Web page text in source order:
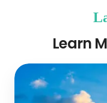
Learn